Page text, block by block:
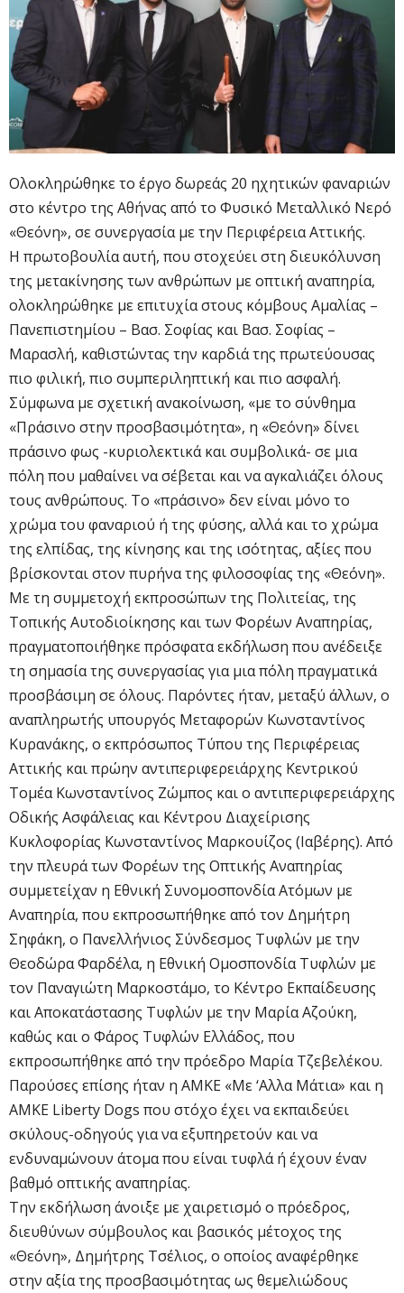
Ολοκληρώθηκε το έργο δωρεάς 20 ηχητικών φαναριών
στο κέντρο της Αθήνας από το Φυσικό Μεταλλικό Νερό
«Θεόνη», σε συνεργασία με την Περιφέρεια Αττικής.
Η πρωτοβουλία αυτή, που στοχεύει στη διευκόλυνση
της μετακίνησης των ανθρώπων με οπτική αναπηρία,
ολοκληρώθηκε με επιτυχία στους κόμβους Αμαλίας –
Πανεπιστημίου – Βασ. Σοφίας και Βασ. Σοφίας –
Μαρασλή, καθιστώντας την καρδιά της πρωτεύουσας
πιο φιλική, πιο συμπεριληπτική και πιο ασφαλή.
Σύμφωνα με σχετική ανακοίνωση, «με το σύνθημα
«Πράσινο στην προσβασιμότητα», η «Θεόνη» δίνει
πράσινο φως -κυριολεκτικά και συμβολικά- σε μια
πόλη που μαθαίνει να σέβεται και να αγκαλιάζει όλους
τους ανθρώπους. Το «πράσινο» δεν είναι μόνο το
χρώμα του φαναριού ή της φύσης, αλλά και το χρώμα
της ελπίδας, της κίνησης και της ισότητας, αξίες που
βρίσκονται στον πυρήνα της φιλοσοφίας της «Θεόνη».
Με τη συμμετοχή εκπροσώπων της Πολιτείας, της
Τοπικής Αυτοδιοίκησης και των Φορέων Αναπηρίας,
πραγματοποιήθηκε πρόσφατα εκδήλωση που ανέδειξε
τη σημασία της συνεργασίας για μια πόλη πραγματικά
προσβάσιμη σε όλους. Παρόντες ήταν, μεταξύ άλλων, ο
αναπληρωτής υπουργός Μεταφορών Κωνσταντίνος
Κυρανάκης, ο εκπρόσωπος Τύπου της Περιφέρειας
Αττικής και πρώην αντιπεριφερειάρχης Κεντρικού
Τομέα Κωνσταντίνος Ζώμπος και ο αντιπεριφερειάρχης
Οδικής Ασφάλειας και Κέντρου Διαχείρισης
Κυκλοφορίας Κωνσταντίνος Μαρκουίζος (Ιαβέρης). Από
την πλευρά των Φορέων της Οπτικής Αναπηρίας
συμμετείχαν η Εθνική Συνομοσπονδία Ατόμων με
Αναπηρία, που εκπροσωπήθηκε από τον Δημήτρη
Σηφάκη, ο Πανελλήνιος Σύνδεσμος Τυφλών με την
Θεοδώρα Φαρδέλα, η Εθνική Ομοσπονδία Τυφλών με
τον Παναγιώτη Μαρκοστάμο, το Κέντρο Εκπαίδευσης
και Αποκατάστασης Τυφλών με την Μαρία Αζούκη,
καθώς και ο Φάρος Τυφλών Ελλάδος, που
εκπροσωπήθηκε από την πρόεδρο Μαρία Τζεβελέκου.
Παρούσες επίσης ήταν η ΑΜΚΕ «Με ‘Αλλα Μάτια» και η
ΑΜΚΕ Liberty Dogs που στόχο έχει να εκπαιδεύει
σκύλους-οδηγούς για να εξυπηρετούν και να
ενδυναμώνουν άτομα που είναι τυφλά ή έχουν έναν
βαθμό οπτικής αναπηρίας.
Την εκδήλωση άνοιξε με χαιρετισμό ο πρόεδρος,
διευθύνων σύμβουλος και βασικός μέτοχος της
«Θεόνη», Δημήτρης Τσέλιος, ο οποίος αναφέρθηκε
στην αξία της προσβασιμότητας ως θεμελιώδους